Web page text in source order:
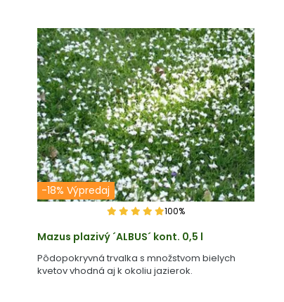
-18% Výpredaj
100%
Mazus plazivý ´ALBUS´ kont. 0,5 l
Pôdopokryvná trvalka s množstvom bielych
kvetov vhodná aj k okoliu jazierok.